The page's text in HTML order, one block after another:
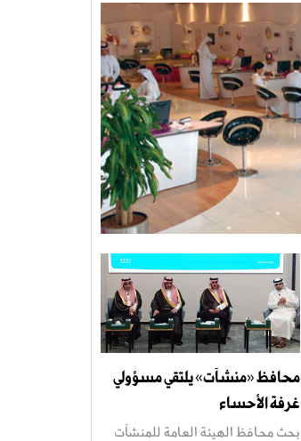
محافظ «منشآت» يلتقي مسؤولي
غرفة الأحساء
بحث محافظ الهيئة العامة للمنشآت